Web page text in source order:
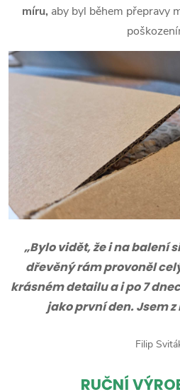
míru, aby byl během přepravy
„Bylo vidět, že i na balení
dřevěný rám provoněl
krásném detailu a i po 7
jako první den. Jsem
Filip
RUČNÍ